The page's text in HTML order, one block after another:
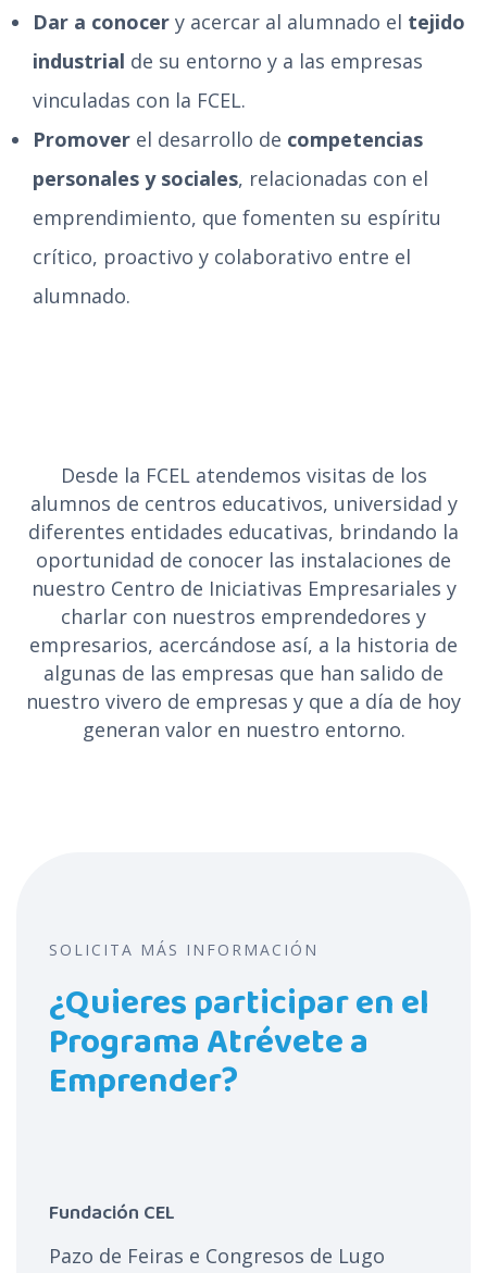
Dar a conocer y acercar al alumnado el tejido
industrial de su entorno y a las empresas
vinculadas con la FCEL.
Promover el desarrollo de competencias
personales y sociales, relacionadas con el
emprendimiento, que fomenten su espíritu
crítico, proactivo y colaborativo entre el
alumnado.
Desde la FCEL atendemos visitas de los
alumnos de centros educativos, universidad y
diferentes entidades educativas, brindando la
oportunidad de conocer las instalaciones de
nuestro Centro de Iniciativas Empresariales y
charlar con nuestros emprendedores y
empresarios, acercándose así, a la historia de
algunas de las empresas que han salido de
nuestro vivero de empresas y que a día de hoy
generan valor en nuestro entorno.
SOLICITA MÁS INFORMACIÓN
¿Quieres participar en el
Programa Atrévete a
Emprender?
Fundación CEL
Pazo de Feiras e Congresos de Lugo